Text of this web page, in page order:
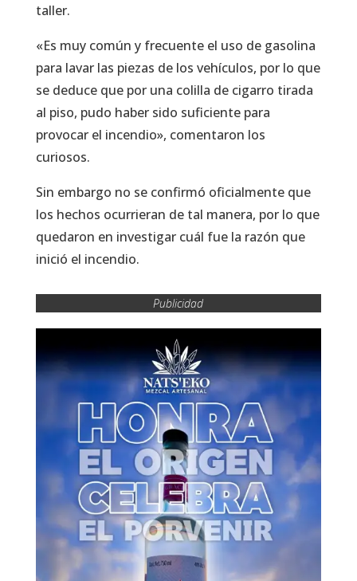
taller.
«Es muy común y frecuente el uso de gasolina
para lavar las piezas de los vehículos, por lo que
se deduce que por una colilla de cigarro tirada
al piso, pudo haber sido suficiente para
provocar el incendio», comentaron los
curiosos.
Sin embargo no se confirmó oficialmente que
los hechos ocurrieran de tal manera, por lo que
quedaron en investigar cuál fue la razón que
inició el incendio.
Publicidad